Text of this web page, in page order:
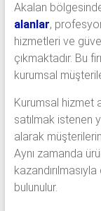
Akalan
alanlar,
hizmetleri ve
çıkmaktadır. Bu
kurumsal
Kurumsal hizmet
satılmak istenen
alarak
Aynı zamanda
bulunulur.